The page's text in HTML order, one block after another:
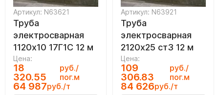
Артикул: N63621
Труба
электросварная
1120х10 17Г1С 12 м
Цена:
18
320.55
руб./
пог.м
64 987руб./т
Артикул: N63921
Труба
электросварная
2120х25 ст3 12 м
Цена:
109
306.83
руб./
пог.м
84 626руб./т